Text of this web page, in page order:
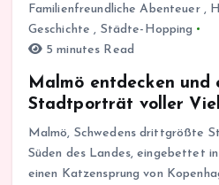
Familienfreundliche Abenteuer,
Geschichte , Städte-Hopping
5 minutes Read
Malmö entdecken und
Stadtporträt voller
Malmö, Schwedens drittgrößte
Süden des Landes, eingebettet
einen Katzensprung von